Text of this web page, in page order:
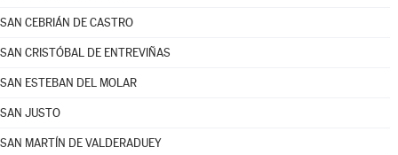
SAN CEBRIÁN DE CASTRO
SAN CRISTÓBAL DE ENTREVIÑAS
SAN ESTEBAN DEL MOLAR
SAN JUSTO
SAN MARTÍN DE VALDERADUEY